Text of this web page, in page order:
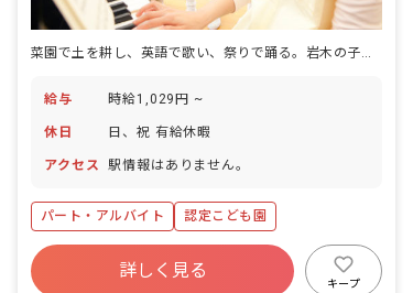
菜園で土を耕し、英語で歌い、祭りで踊る。岩木の子どもの一日
給与 時給1,029円 ~
休日 日、祝 有給休暇
アクセス 駅情報はありません。
パート・アルバイト 認定こども園
詳しく見る
キープ